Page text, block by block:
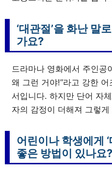
‘대관절’을 화난 말
가요?
드라마나 영화에서 주인공
왜 그런 거야!”라고 강한
서입니다. 하지만 단어 자
자의 감정이 더해져 그렇
어린이나 학생에게
좋은 방법이 있나요?